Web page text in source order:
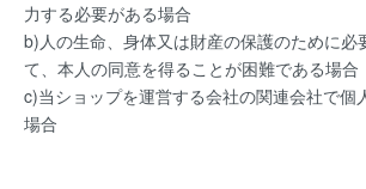
力する必要がある場合
b)人の生命、身体又は財産の保護のために必
て、本人の同意を得ることが困難である場合
c)当ショップを運営する会社の関連会社で個
場合